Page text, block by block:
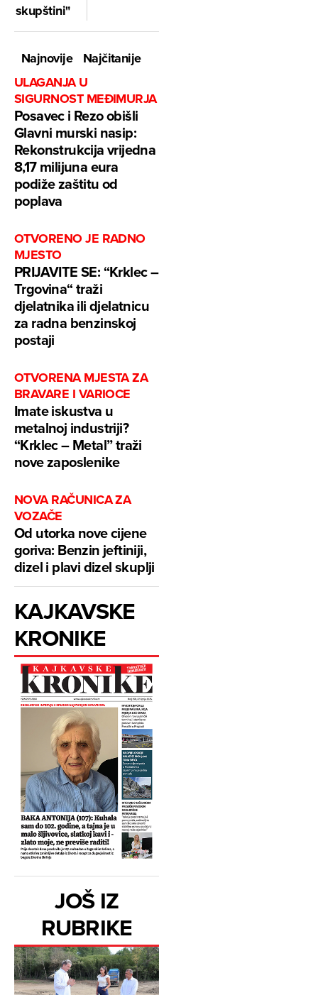
skupštini"
Najnovije
Najčitanije
ULAGANJA U
SIGURNOST MEĐIMURJA
Posavec i Rezo obišli
Glavni murski nasip:
Rekonstrukcija vrijedna
8,17 milijuna eura
podiže zaštitu od
poplava
OTVORENO JE RADNO
MJESTO
PRIJAVITE SE: “Krklec –
Trgovina“ traži
djelatnika ili djelatnicu
za radna benzinskoj
postaji
OTVORENA MJESTA ZA
BRAVARE I VARIOCE
Imate iskustva u
metalnoj industriji?
“Krklec – Metal” traži
nove zaposlenike
NOVA RAČUNICA ZA
VOZAČE
Od utorka nove cijene
goriva: Benzin jeftiniji,
dizel i plavi dizel skuplji
KAJKAVSKE
KRONIKE
JOŠ IZ
RUBRIKE